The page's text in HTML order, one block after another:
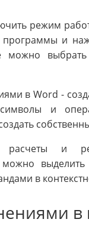
режим
и
можно
в Word -
символы и
и
можно
в